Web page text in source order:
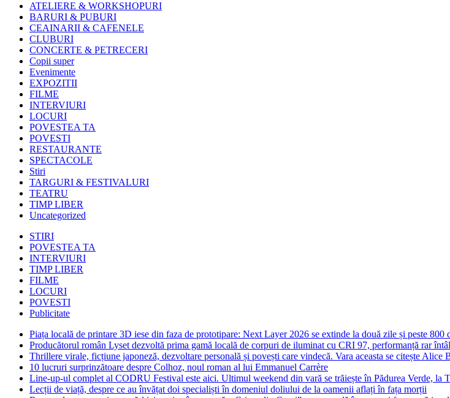
ATELIERE & WORKSHOPURI
BARURI & PUBURI
CEAINARII & CAFENELE
CLUBURI
CONCERTE & PETRECERI
Copii super
Evenimente
EXPOZITII
FILME
INTERVIURI
LOCURI
POVESTEA TA
POVESTI
RESTAURANTE
SPECTACOLE
Stiri
TARGURI & FESTIVALURI
TEATRU
TIMP LIBER
Uncategorized
STIRI
POVESTEA TA
INTERVIURI
TIMP LIBER
FILME
LOCURI
POVESTI
Publicitate
Piața locală de printare 3D iese din faza de prototipare: Next Layer 2026 se extinde la două zile și peste 800
Producătorul român Lyset dezvoltă prima gamă locală de corpuri de iluminat cu CRI 97, performanță rar
Thrillere virale, ficțiune japoneză, dezvoltare personală și povești care vindecă. Vara aceasta se citește Alice
10 lucruri surprinzătoare despre Colhoz, noul roman al lui Emmanuel Carrère
Line-up-ul complet al CODRU Festival este aici. Ultimul weekend din vară se trăiește în Pădurea Verde, la
Lecții de viață, despre ce au învățat doi specialiști în domeniul doliului de la oamenii aflați în fața morții